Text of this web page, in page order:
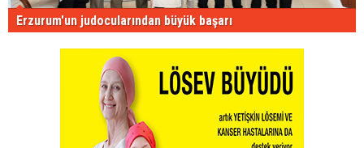
Erzurum'un judocularından büyük başarı